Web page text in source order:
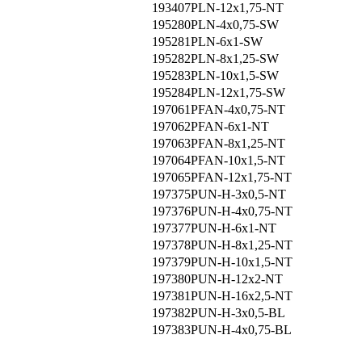
193407PLN-12x1,75-NT
195280PLN-4x0,75-SW
195281PLN-6x1-SW
195282PLN-8x1,25-SW
195283PLN-10x1,5-SW
195284PLN-12x1,75-SW
197061PFAN-4x0,75-NT
197062PFAN-6x1-NT
197063PFAN-8x1,25-NT
197064PFAN-10x1,5-NT
197065PFAN-12x1,75-NT
197375PUN-H-3x0,5-NT
197376PUN-H-4x0,75-NT
197377PUN-H-6x1-NT
197378PUN-H-8x1,25-NT
197379PUN-H-10x1,5-NT
197380PUN-H-12x2-NT
197381PUN-H-16x2,5-NT
197382PUN-H-3x0,5-BL
197383PUN-H-4x0,75-BL